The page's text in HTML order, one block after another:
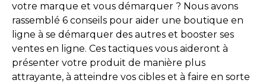
votre marque et vous démarquer ? Nous avons
rassemblé 6 conseils pour aider une boutique en
ligne à se démarquer des autres et booster ses
ventes en ligne. Ces tactiques vous aideront à
présenter votre produit de manière plus
attrayante, à atteindre vos cibles et à faire en sorte